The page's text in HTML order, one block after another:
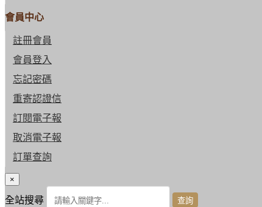
會員中心
註冊會員
會員登入
忘記密碼
重寄認證信
訂閱電子報
取消電子報
訂單查詢
×
全站搜尋